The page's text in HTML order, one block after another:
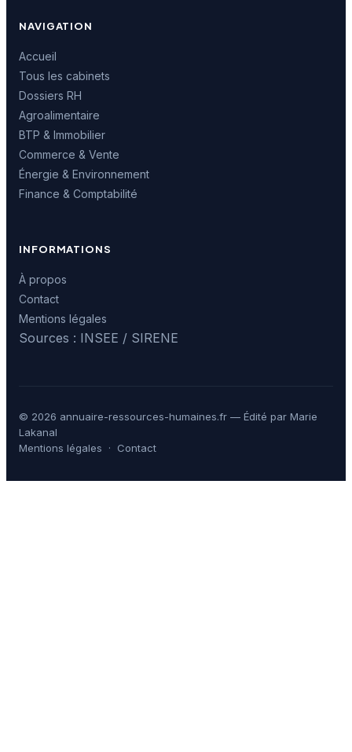
NAVIGATION
Accueil
Tous les cabinets
Dossiers RH
Agroalimentaire
BTP & Immobilier
Commerce & Vente
Énergie & Environnement
Finance & Comptabilité
INFORMATIONS
À propos
Contact
Mentions légales
Sources : INSEE / SIRENE
© 2026 annuaire-ressources-humaines.fr — Édité par Marie
Lakanal
Mentions légales · Contact